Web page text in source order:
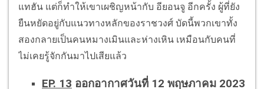
แทฮัน แต่ก็ทำให้เขาเผชิญหน้ากับ อียอนจู อีกครั้ง ผู้ที่ยัง
ยืนหยัดอยู่กับแนวทางหลักของราชวงศ์ บัดนี้พวกเขาทั้ง
สองกลายเป็นคนหมางเมินและห่างเหิน เหมือนกับคนที่
ไม่เคยรู้จักกันมาไปเสียแล้ว
EP. 13 ออกอากาศวันที่ 12 พฤษภาคม 2023